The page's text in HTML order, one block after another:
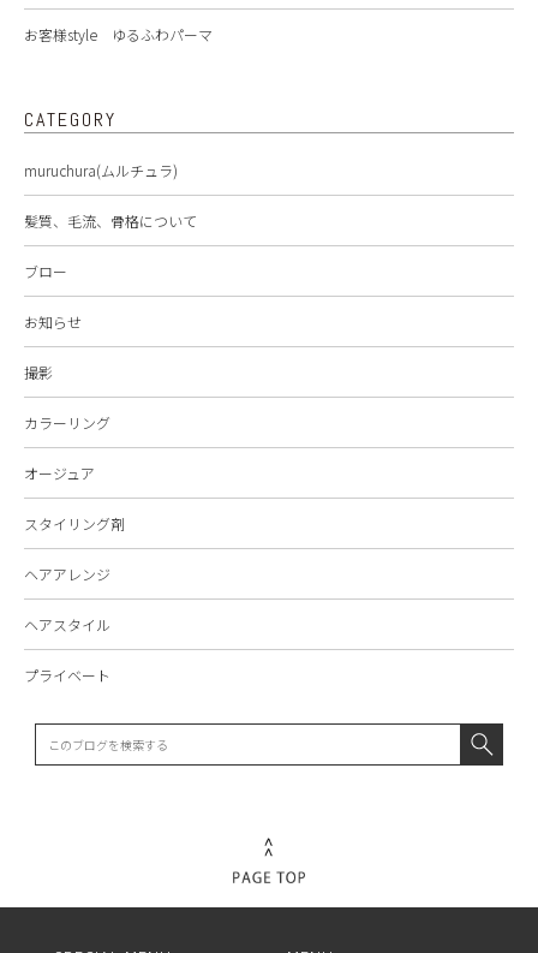
お客様style ゆるふわパーマ
CATEGORY
muruchura(ムルチュラ)
髪質、毛流、骨格について
ブロー
お知らせ
撮影
カラーリング
オージュア
スタイリング剤
ヘアアレンジ
ヘアスタイル
プライベート